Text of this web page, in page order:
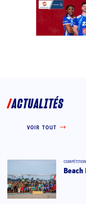
ACTUALITÉS
VOIR TOUT